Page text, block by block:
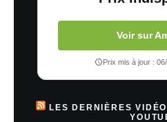
Voir sur
Prix mis à jour :
LES DERNIÈRES